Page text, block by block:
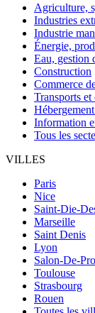
Agriculture,
Industries
Industrie
Énergie,
Eau, gestion
Construction
Commerce
Transports et
Information
Tous les
VILLES
Paris
Nice
Saint-Die-
Marseille
Saint Denis
Lyon
Salon-De-
Toulouse
Strasbourg
Rouen